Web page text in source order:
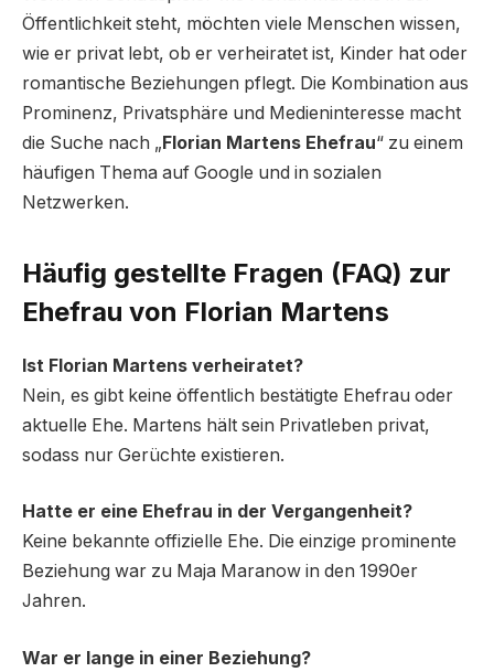
Öffentlichkeit steht, möchten viele Menschen wissen,
wie er privat lebt, ob er verheiratet ist, Kinder hat oder
romantische Beziehungen pflegt. Die Kombination aus
Prominenz, Privatsphäre und Medieninteresse macht
die Suche nach „ Florian Martens Ehefrau“ zu einem
häufigen Thema auf Google und in sozialen
Netzwerken.
Häufig gestellte Fragen (FAQ) zur
Ehefrau von Florian Martens
Ist Florian Martens verheiratet?
Nein, es gibt keine öffentlich bestätigte Ehefrau oder
aktuelle Ehe. Martens hält sein Privatleben privat,
sodass nur Gerüchte existieren.
Hatte er eine Ehefrau in der Vergangenheit?
Keine bekannte offizielle Ehe. Die einzige prominente
Beziehung war zu Maja Maranow in den 1990er
Jahren.
War er lange in einer Beziehung?